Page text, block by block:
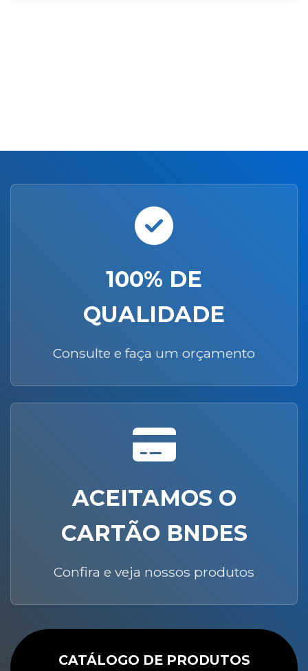
100% DE
QUALIDADE
Consulte e faça um orçamento
ACEITAMOS O
CARTÃO BNDES
Confira e veja nossos produtos
CATÁLOGO DE PRODUTOS